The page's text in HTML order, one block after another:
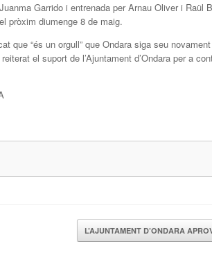
Garrido i entrenada per Arnau Oliver i Raül
pròxim diumenge 8 de maig.
que “és un orgull” que Ondara siga seu
el suport de l’Ajuntament d’Ondara per a
L’AJUNTAMENT D’ONDARA